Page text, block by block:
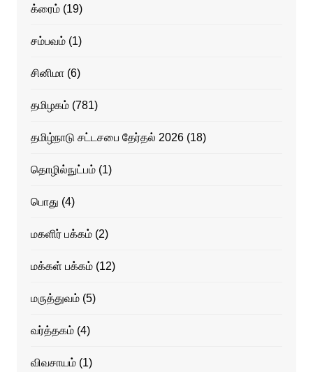
க்ரைம்(19)
சம்பவம்(1)
சினிமா(6)
தமிழகம்(781)
தமிழ்நாடு சட்டசபை தேர்தல் 2026(18)
தொழில்நுட்பம்(1)
பொது (4)
மகளிர் பக்கம்(2)
மக்கள் பக்கம்(12)
மருத்துவம்(5)
வர்த்தகம்(4)
விவசாயம்(1)